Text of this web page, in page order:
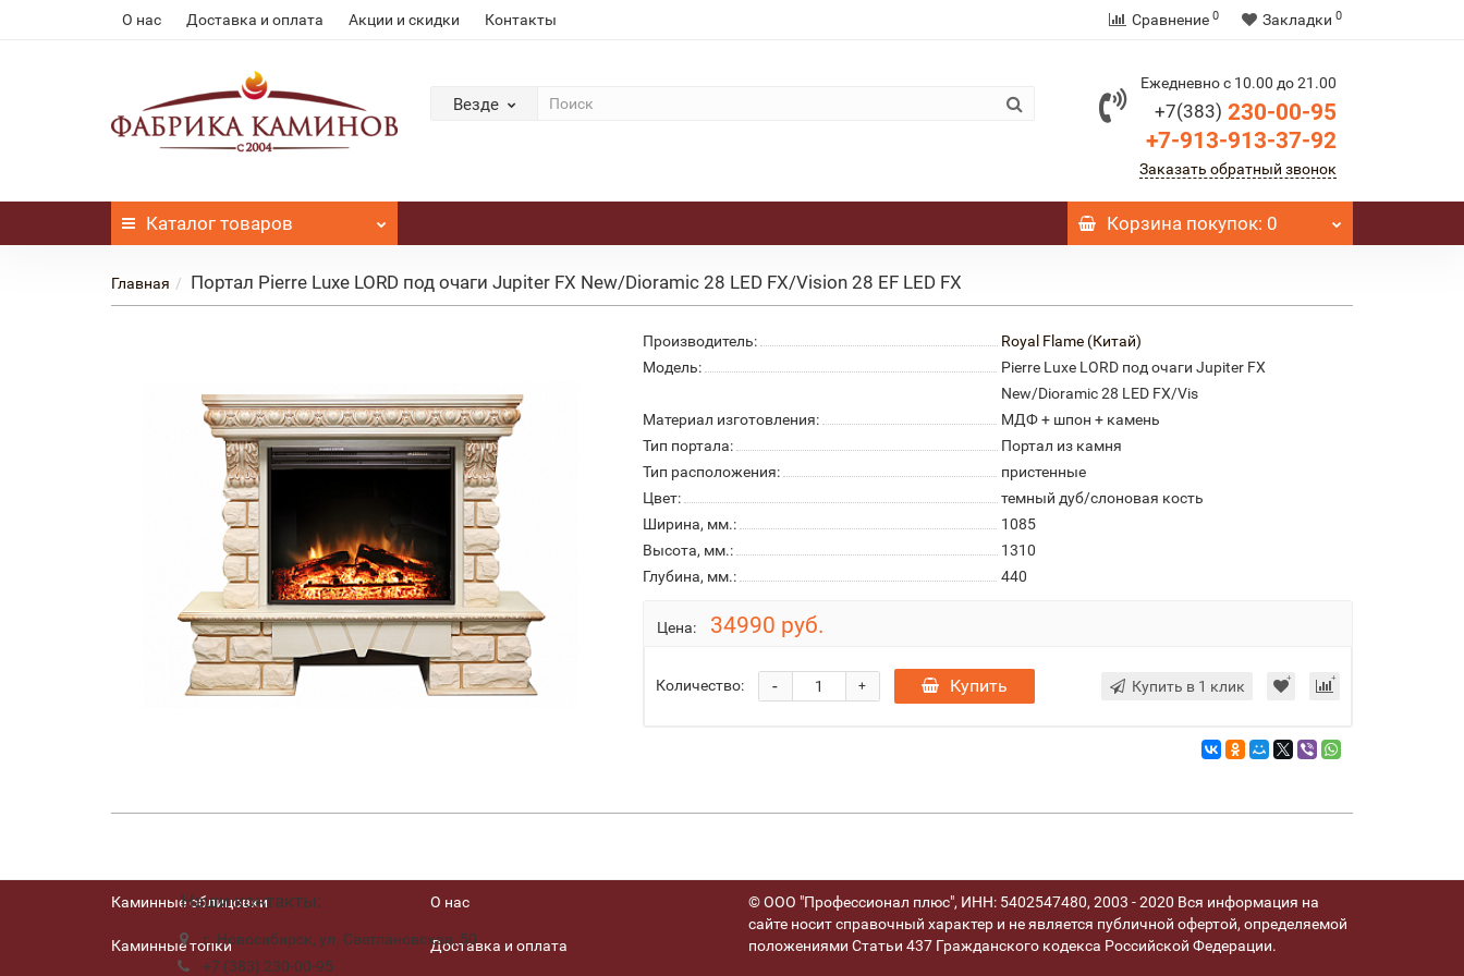
О нас Доставка и оплата Акции и скидки Контакты Сравнение 0 Закладки 0
Везде
Ежедневно с 10.00 до 21.00
+7(383) 230-00-95
+7-913-913-37-92
Заказать обратный звонок
Каталог товаров Корзинапокупок: 0
Главная Портал Pierre Luxe LORD под очаги Jupiter FX New/Dioramic 28 LED FX/Vision 28 EF LED FX
Производитель:
Royal Flame (Китай)
Модель:
Pierre Luxe LORD под очаги Jupiter FX
New/Dioramic 28 LED FX/Vis
Материал изготовления:
МДФ + шпон + камень
Тип портала:
Портал из камня
Тип расположения:
пристенные
Цвет:
темный дуб/слоновая кость
Ширина, мм.:
1085
Высота, мм.:
1310
Глубина, мм.:
440
Цена: 34990 руб.
Количество: +
- Купить Купить в 1 клик
Наши контакты:
г. Новосибирск, ул. Светлановская, 50
+7 (383) 230-00-95
Каминные облицовки
Каминные топки
О нас
Доставка и оплата
© ООО "Профессионал плюс", ИНН: 5402547480, 2003 - 2020 Вся информация на
сайте носит справочный характер и не является публичной офертой, определяемой
положениями Статьи 437 Гражданского кодекса Российской Федерации.